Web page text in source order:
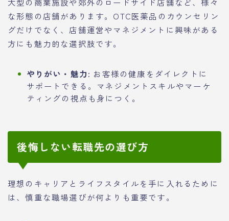
大型の商業施設や郊外のロードサイド店舗など、様々
な形態の店舗があります。OTC医薬品のカウンセリン
グだけでなく、店舗運営やマネジメントに興味がある
方にも魅力的な選択肢です。
やりがい・魅力: お客様の健康をダイレクトに
サポートできる。マネジメントスキルやマーケ
ティングの視点も身につく。
後悔しない転職先の選び方
理想のキャリアとライフスタイルを手に入れるために
は、慎重な職場選びが何よりも重要です。